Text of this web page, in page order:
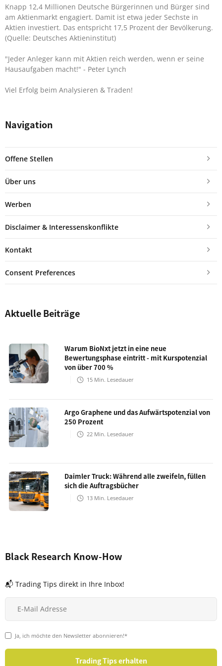
Knapp 12,4 Millionen Deutsche Bürgerinnen und Bürger sind
am Aktienmarkt engagiert. Damit ist etwa jeder Sechste in
Aktien investiert. Das entspricht 17,5 Prozent der Bevölkerung.
(Quelle: Deutsches Aktieninstitut)
"Jeder Anleger kann mit Aktien reich werden, wenn er seine
Hausaufgaben macht!" - Peter Lynch
Viel Erfolg beim Analysieren & Traden!
Navigation
Offene Stellen
Über uns
Werben
Disclaimer & Interessenskonflikte
Kontakt
Consent Preferences
Aktuelle Beiträge
Warum BioNxt jetzt in eine neue
Bewertungsphase eintritt - mit Kurspotenzial
von über 700 %
15 Min. Lesedauer
Argo Graphene und das Aufwärtspotenzial von
250 Prozent
22 Min. Lesedauer
Daimler Truck: Während alle zweifeln, füllen
sich die Auftragsbücher
13 Min. Lesedauer
Black Research Know-How
📬 Trading Tips direkt in Ihre Inbox!
Ja, ich möchte den Newsletter abonnieren!*